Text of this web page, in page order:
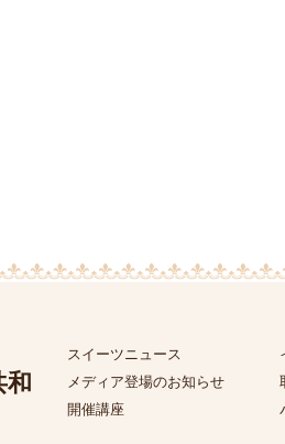
和
スイーツニュース
メディア登場のお知らせ
開催講座